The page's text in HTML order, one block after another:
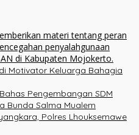
Motivator Keluarga Bahagia
Pengembangan SDM
Bunda Salma Mualem
Polres Lhouksemawe